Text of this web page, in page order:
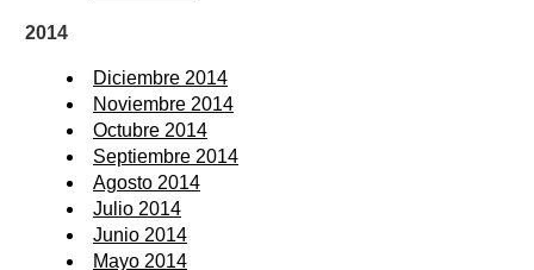
2014
Diciembre 2014
Noviembre 2014
Octubre 2014
Septiembre 2014
Agosto 2014
Julio 2014
Junio 2014
Mayo 2014